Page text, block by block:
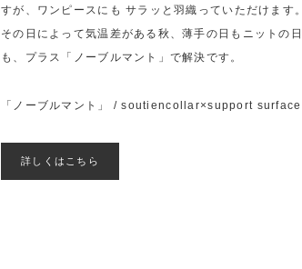
すが、ワンピースにも サラッと羽織っていただけます。
その日によって気温差がある秋、薄手の日もニットの日
も、プラス「ノーブルマント」で解決です。
「ノーブルマント」 /soutiencollar×support surface
詳しくはこちら